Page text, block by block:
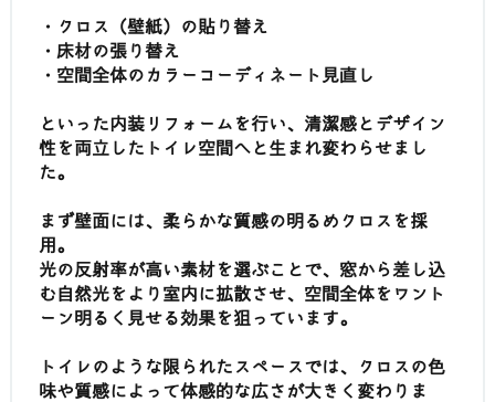
・クロス（壁紙）の貼り替え
・床材の張り替え
・空間全体のカラーコーディネート見直し
といった内装リフォームを行い、清潔感とデザイン
性を両立したトイレ空間へと生まれ変わらせまし
た。
まず壁面には、柔らかな質感の明るめクロスを採
用。
光の反射率が高い素材を選ぶことで、窓から差し込
む自然光をより室内に拡散させ、空間全体をワント
ーン明るく見せる効果を狙っています。
トイレのような限られたスペースでは、クロスの色
味や質感によって体感的な広さが大きく変わりま